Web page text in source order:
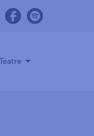
instagram
a youtube
Link a facebook
Link a